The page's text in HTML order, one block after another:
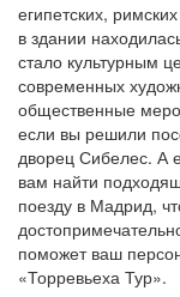
египетских,
в здании
стало культурным
современных
общественные
если вы решили
дворец Сибелес. А
вам найти
поезду в Мадрид,
поможет ваш
«Торревьеха Тур».